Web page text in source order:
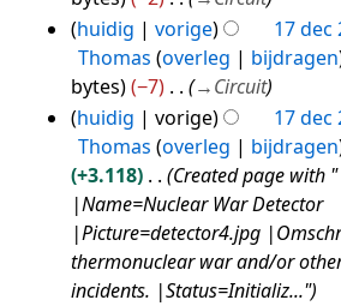
v
a
t
t
i
n
g
w
e
r
k
i
n
g
s
s
a
huidig
vorige
17 dec
Thomas overleg bijdragen
bytes
−7 →Circuit
huidig
vorige
17 dec
Thomas overleg bijdragen
+3.118
Created page with
|Name=Nuclear War Detector
|Picture=detector4.jpg
thermonuclear war and/or
incidents. |Status=Initializ..."